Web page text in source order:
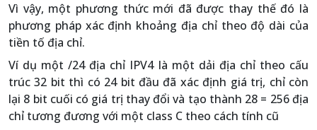
Vì vậy, một phương thức mới đã được thay thế đó là
phương pháp xác định khoảng địa chỉ theo độ dài của
tiền tố địa chỉ.
Ví dụ một /24 địa chỉ IPV4 là một dải địa chỉ theo cấu
trúc 32 bit thì có 24 bit đầu đã xác định giá trị, chỉ còn
lại 8 bit cuối có giá trị thay đổi và tạo thành 28 = 256 địa
chỉ tương đương với một class C theo cách tính cũ